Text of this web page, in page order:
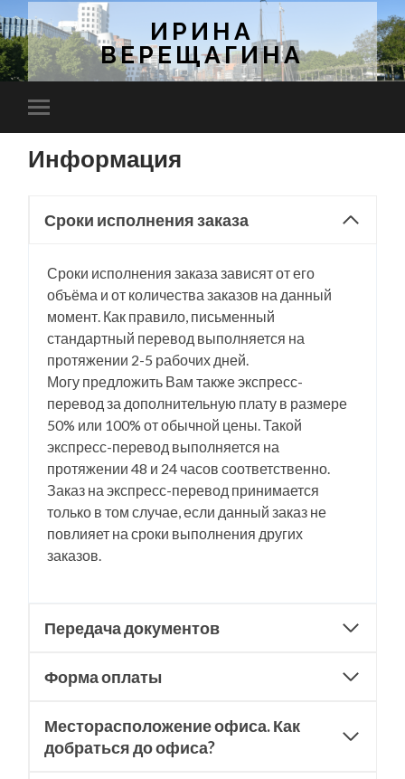
ИРИНА
ВЕРЕЩАГИНА
Toggle
mobile
menu
Информация
Сроки исполнения заказа
Сроки исполнения заказа зависят от его
объёма и от количества заказов на данный
момент. Как правило, письменный
стандартный перевод выполняется на
протяжении 2-5 рабочих дней.
Могу предложить Вам также экспресс-
перевод за дополнительную плату в размере
50% или 100% от обычной цены. Такой
экспресс-перевод выполняется на
протяжении 48 и 24 часов соответственно.
Заказ на экспресс-перевод принимается
только в том случае, если данный заказ не
повлияет на сроки выполнения других
заказов.
Передача документов
Форма оплаты
Месторасположение офиса. Как
добраться до офиса?